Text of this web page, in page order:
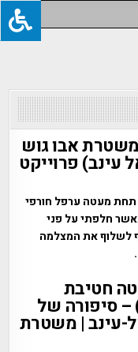
אבו גוש
אל עינב) פרוייקט
תחת מעטה ערפל חורפי
חלפתי על פני
לשלוף את המצלמה
חטיבת
סיפורה של
עינב | משטרת